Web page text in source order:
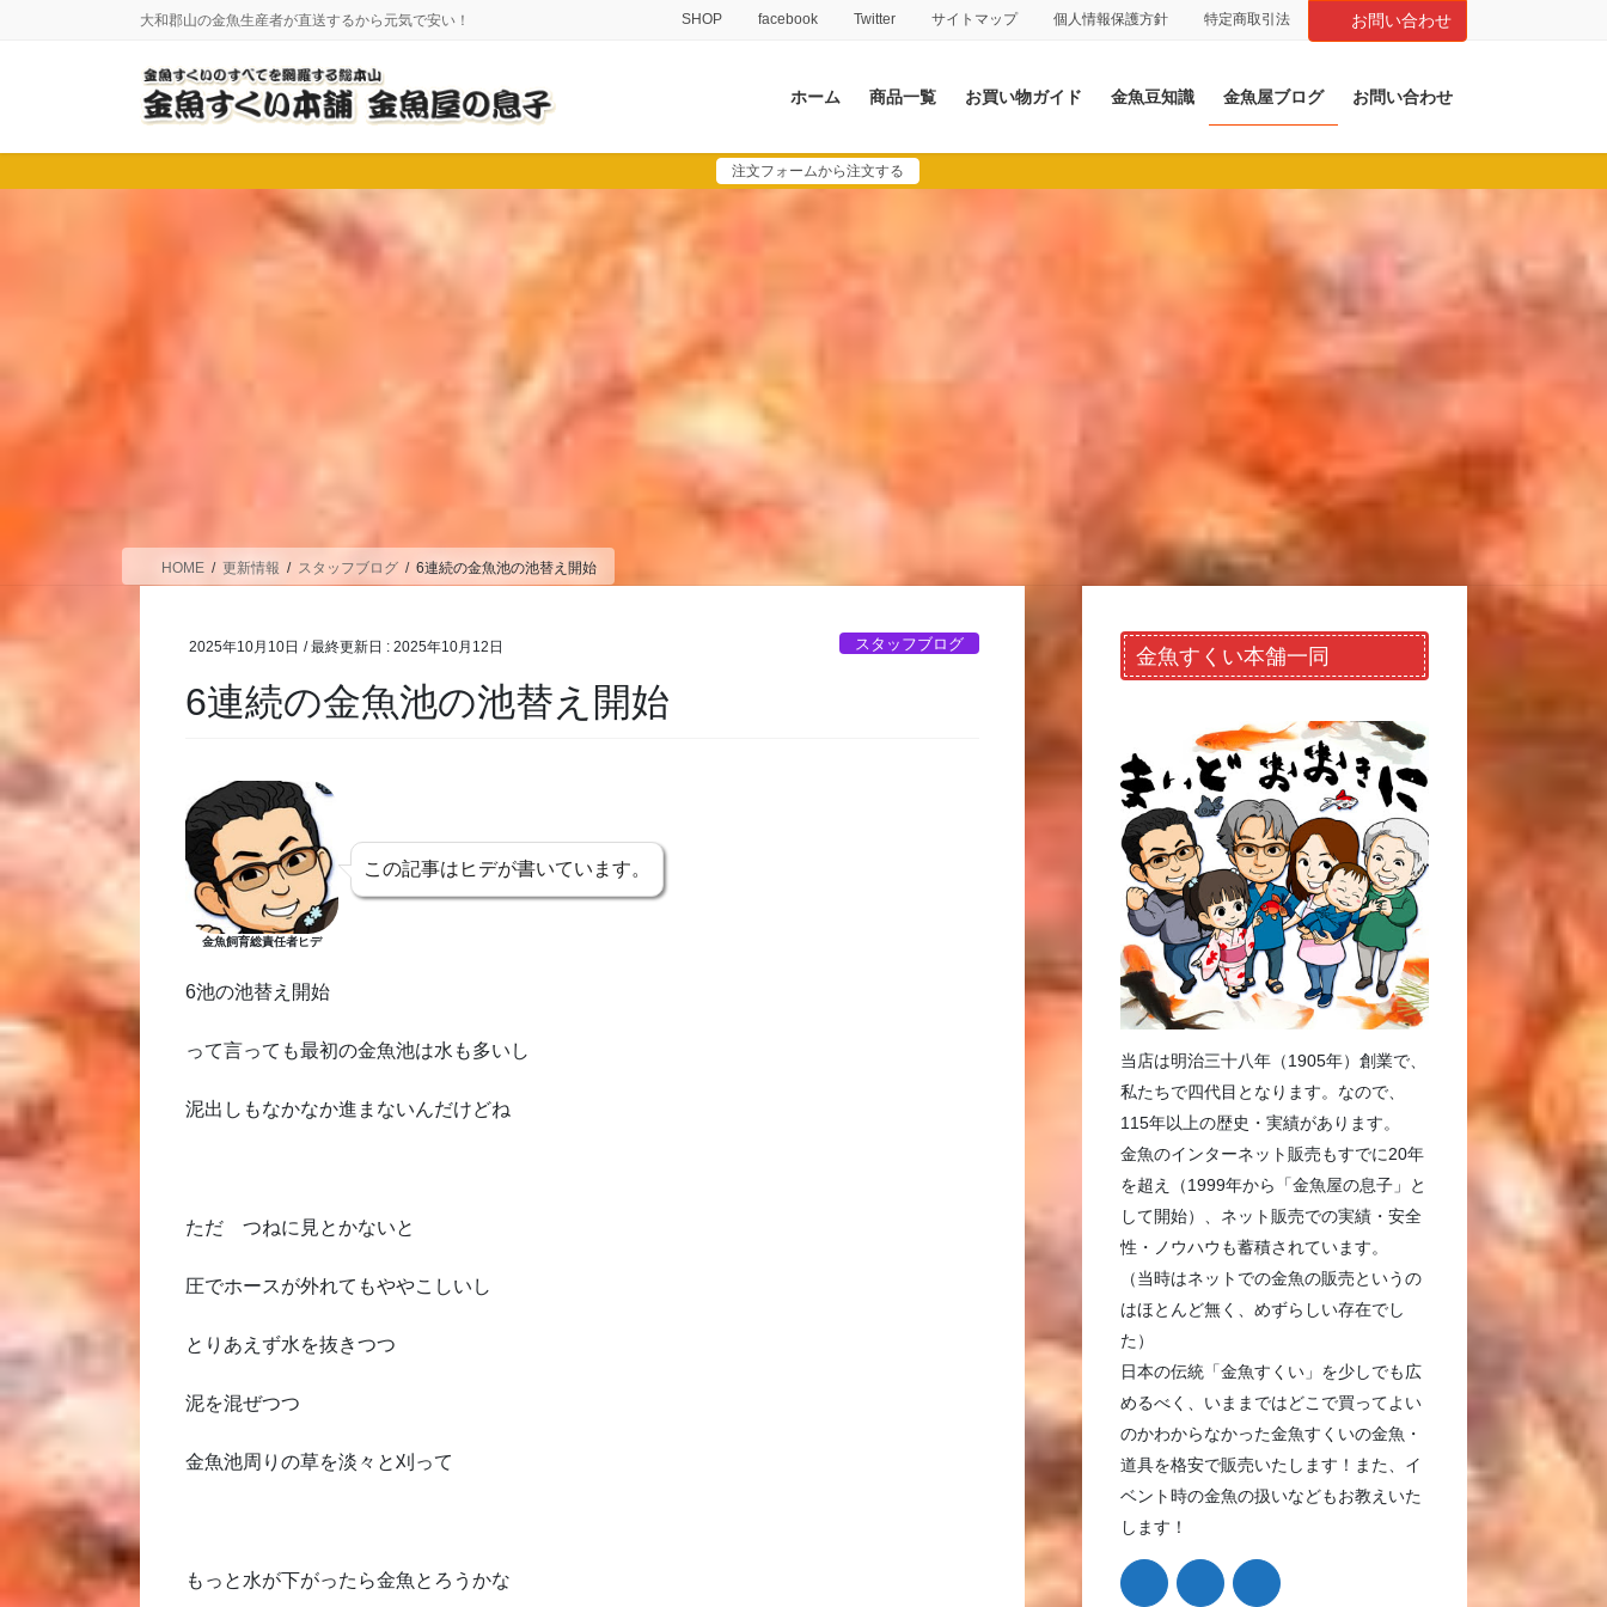
に
移
ョ
ン
大和郡山の金魚生産者が直送するから元気で安い！ SHOP facebook Twitter サイトマップ 個人情報保護方針 特定商取引法 お問い合わせ
ホーム 商品一覧 お買い物ガイド 金魚豆知識 金魚屋ブログ お問い合わせ
注文フォームから注文する
HOME 更新情報 スタッフブログ 6連続の金魚池の池替え開始
2025年10月10日 / 最終更新日 :2025年10月12日 スタッフブログ
6連続の金魚池の池替え開始
金魚飼育総責任者ヒデ
この記事はヒデが書いています。
6池の池替え開始
って言っても最初の金魚池は水も多いし
泥出しもなかなか進まないんだけどね
ただ つねに見とかないと
圧でホースが外れてもややこしいし
とりあえず水を抜きつつ
泥を混ぜつつ
金魚池周りの草を淡々と刈って
もっと水が下がったら金魚とろうかな
金魚すくい本舗一同
当店は明治三十八年（1905年）創業で、
私たちで四代目となります。なので、
115年以上の歴史・実績があります。
金魚のインターネット販売もすでに20年
を超え（1999年から「金魚屋の息子」と
して開始）、ネット販売での実績・安全
性・ノウハウも蓄積されています。
（当時はネットでの金魚の販売というの
はほとんど無く、めずらしい存在でし
た）
日本の伝統「金魚すくい」を少しでも広
めるべく、いままではどこで買ってよい
のかわからなかった金魚すくいの金魚・
道具を格安で販売いたします！また、イ
ベント時の金魚の扱いなどもお教えいた
します！